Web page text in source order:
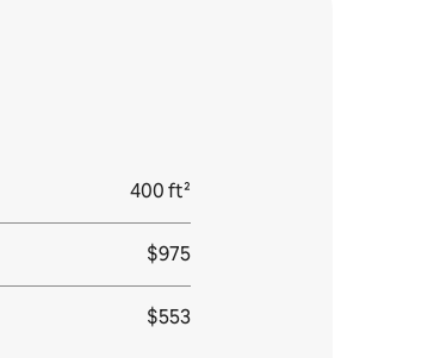
400 ft²
$975
$553